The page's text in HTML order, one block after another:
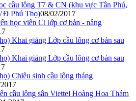
cầu lông T7 & CN (khu vực Tân Phú,
Phú Thọ)08/02/2017
học viên Cl lớp cơ bản - nâng
Khai giảng Lớp cầu lông cơ bản sau
Khai giảng Lớp cầu lông cơ bản sau
Chiêu sinh cầu lông tháng
cầu lông sân Viettel Hoàng Hoa Thám